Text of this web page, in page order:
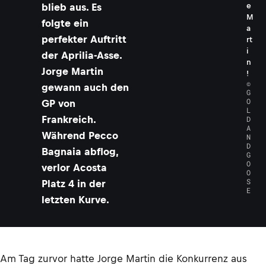
blieb aus. Es
folgte ein
perfekter Auftritt
der Aprilia-Asse.
Jorge Martin
gewann auch den
GP von
Frankreich.
Während Pecco
Bagnaia abflog,
verlor Acosta
Platz 4 in der
letzten Kurve.
e
M
a
rt
i
n
!
©
G
O
L
D
A
N
D
G
O
O
S
E
Am Tag zurvor hatte Jorge Martin die Konkurrenz aus